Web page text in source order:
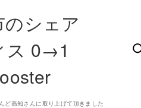
シェア
ス 0→1
ど高知さんに取り上げて頂きました